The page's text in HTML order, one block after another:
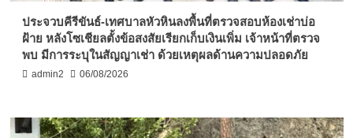
ประจวบคีรีขันธ์-เทศบาลหัวหินลงพื้นที่ตรวจสอบห้องเช่าบ่อ
ฝ้าย หลังโซเชียลตั้งข้อสงสัยเรียกเก็บเงินเพิ่ม เจ้าหน้าที่ตรวจ
พบ มีการระบุในสัญญาเช่า ด้วยเหตุผลด้านความปลอดภัย
admin2 06/08/2026